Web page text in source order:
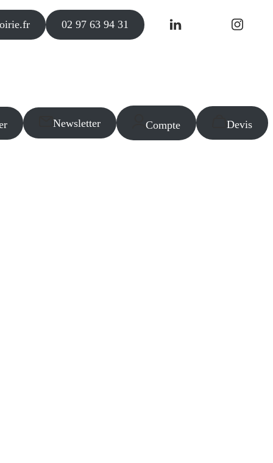
02 97 63 94 31
Newsletter Compte Devis